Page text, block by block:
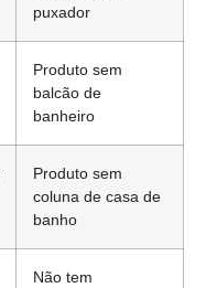
puxador
Produto sem
balcão de
banheiro
Produto sem
coluna de casa de
banho
Não tem